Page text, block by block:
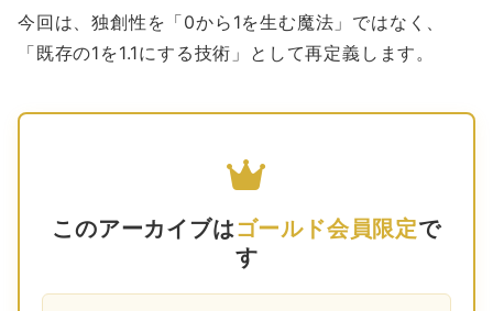
今回は、独創性を「0から1を生む魔法」ではなく、
「既存の1を1.1にする技術」として再定義します。
このアーカイブはゴールド会員限定で
す